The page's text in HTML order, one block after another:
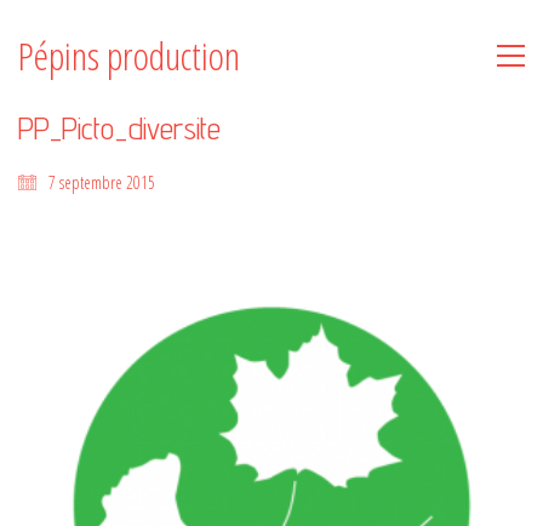
Pépins production
PP_Picto_diversite
7 septembre 2015